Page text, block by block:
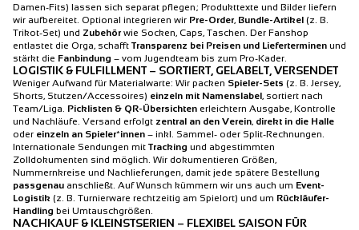
Damen-Fits) lassen sich separat pflegen; Produkttexte und Bilder liefern
wir aufbereitet. Optional integrieren wir Pre-Order, Bundle-Artikel (z. B.
Trikot-Set) und Zubehörwie Socken, Caps, Taschen. Der Fanshop
entlastet die Orga, schafft Transparenz bei Preisen und Lieferterminen und
stärkt die Fanbindung – vom Jugendteam bis zum Pro-Kader.
LOGISTIK & FULFILLMENT – SORTIERT, GELABELT, VERSENDET
Weniger Aufwand für Materialwarte: Wir packen Spieler-Sets (z. B. Jersey,
Shorts, Stutzen/Accessoires) einzeln mit Namenslabel, sortiert nach
Team/Liga. Picklisten & QR-Übersichten erleichtern Ausgabe, Kontrolle
und Nachläufe. Versand erfolgt zentral an den Verein, direkt in die Halle
oder einzeln an Spieler*innen – inkl. Sammel- oder Split-Rechnungen.
Internationale Sendungen mit Tracking und abgestimmten
Zolldokumenten sind möglich. Wir dokumentieren Größen,
Nummernkreise und Nachlieferungen, damit jede spätere Bestellung
passgenau anschließt. Auf Wunsch kümmern wir uns auch um Event-
Logistik (z. B. Turnierware rechtzeitig am Spielort) und um Rückläufer-
Handling bei Umtauschgrößen.
NACHKAUF & KLEINSTSERIEN – FLEXIBEL SAISON FÜR